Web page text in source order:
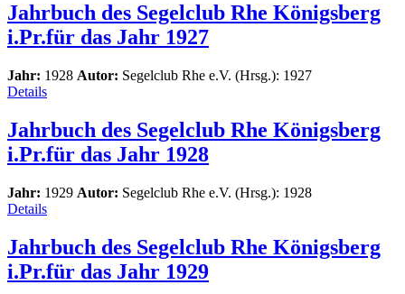
Jahrbuch des Segelclub Rhe Königsberg
i.Pr.für das Jahr 1927
Jahr: 1928 Autor: Segelclub Rhe e.V. (Hrsg.): 1927
Details
Jahrbuch des Segelclub Rhe Königsberg
i.Pr.für das Jahr 1928
Jahr: 1929 Autor: Segelclub Rhe e.V. (Hrsg.): 1928
Details
Jahrbuch des Segelclub Rhe Königsberg
i.Pr.für das Jahr 1929